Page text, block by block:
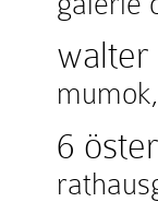
walter
6